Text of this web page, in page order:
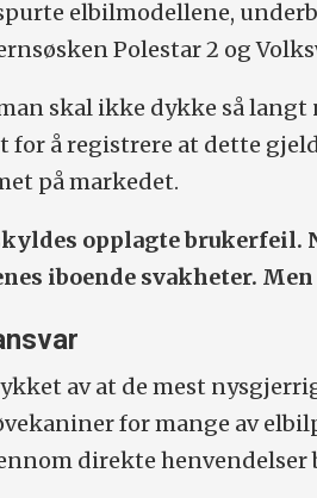
elbilmodellene,
Polestar 2 og
skal ikke dykke så
for å registrere at dette
på markedet.
opplagte brukerfeil.
iboende svakheter.
av at de mest
for mange av
direkte henvendelser